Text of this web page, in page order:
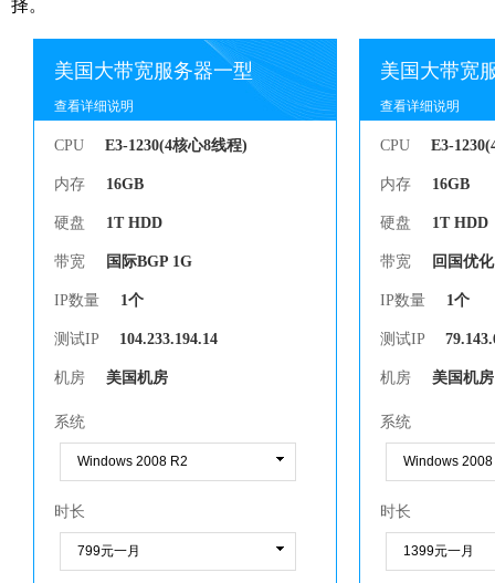
择。
美国大带宽服务器一型
查看详细说明
CPU E3-1230(4核心8线程)
内存 16GB
硬盘 1T HDD
带宽 国际BGP 1G
IP数量 1个
测试IP 104.233.194.14
机房 美国机房
系统
时长
美国大带宽
查看详细说明
CPU E3-
内存 16GB
硬盘 1T HDD
带宽 回国优
IP数量 1个
测试IP
机房 美国机房
系统
时长